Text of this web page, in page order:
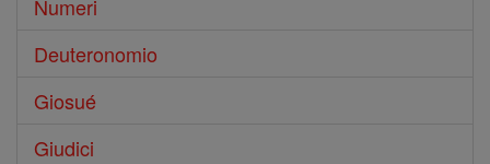
Numeri
Deuteronomio
Giosué
Giudici